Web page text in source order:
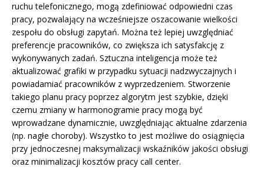
ruchu telefonicznego, mogą zdefiniować odpowiedni czas
pracy, pozwalający na wcześniejsze oszacowanie wielkości
zespołu do obsługi zapytań. Można też lepiej uwzględniać
preferencje pracowników, co zwiększa ich satysfakcję z
wykonywanych zadań. Sztuczna inteligencja może też
aktualizować grafiki w przypadku sytuacji nadzwyczajnych i
powiadamiać pracowników z wyprzedzeniem. Stworzenie
takiego planu pracy poprzez algorytm jest szybkie, dzięki
czemu zmiany w harmonogramie pracy mogą być
wprowadzane dynamicznie, uwzględniając aktualne zdarzenia
(np. nagłe choroby). Wszystko to jest możliwe do osiągnięcia
przy jednoczesnej maksymalizacji wskaźników jakości obsługi
oraz minimalizacji kosztów pracy call center.